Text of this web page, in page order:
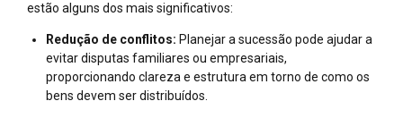
estão alguns dos mais significativos:
Redução de conflitos: Planejar a sucessão pode ajudar a
evitar disputas familiares ou empresariais,
proporcionando clareza e estrutura em torno de como os
bens devem ser distribuídos.